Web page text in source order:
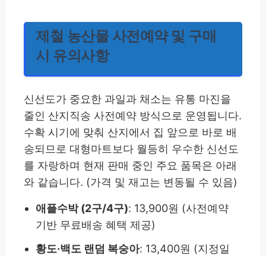
제철 농산물 사전예약 및 구매
시 유의사항
신선도가 중요한 과일과 채소는 유통 마진을
줄인 산지직송 사전예약 방식으로 운영됩니다.
수확 시기에 맞춰 산지에서 집 앞으로 바로 배
송되므로 대형마트보다 월등히 우수한 신선도
를 자랑하며 현재 판매 중인 주요 품목은 아래
와 같습니다. (가격 및 재고는 변동될 수 있음)
애플수박 (2구/4구): 13,900원 (사전예약
기반 무료배송 혜택 제공)
황도·백도 랜덤 복숭아: 13,400원 (지정일